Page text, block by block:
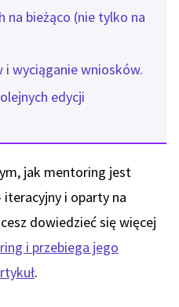
na bieżąco (nie tylko na
i wyciąganie wniosków.
edycji
jak mentoring jest
i oparty na
dowiedzieć się więcej
i przebiega jego
.